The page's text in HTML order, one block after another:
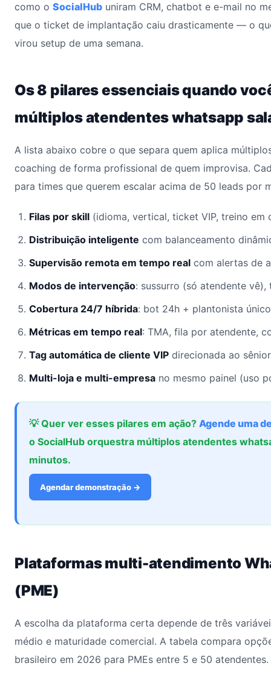
como o SocialHub uniram CRM, chatbot e e-mail no
que o ticket de implantação caiu drasticamente — o
virou setup de uma semana.
Os 8 pilares essenciais quando
múltiplos atendentes whatsapp
A lista abaixo cobre o que separa quem aplica
coaching de forma profissional de quem improvisa.
para times que querem escalar acima de 50 leads por
Filas por skill (idioma, vertical, ticket VIP, treino em
Distribuição inteligente com balanceamento
Supervisão remota em tempo real com alertas de
Modos de intervenção: sussurro (só atendente
Cobertura 24/7 híbrida: bot 24h + plantonista
Métricas em tempo real: TMA, fila por atendente,
Tag automática de cliente VIP direcionada ao
Multi-loja e multi-empresa no mesmo painel (uso
💡 Quer ver esses pilares em ação? Agende uma
o SocialHub orquestra múltiplos atendentes
minutos.
Agendar demonstração →
Plataformas multi-atendimento
(PME)
A escolha da plataforma certa depende de três
médio e maturidade comercial. A tabela compara
brasileiro em 2026 para PMEs entre 5 e 50 atendentes.